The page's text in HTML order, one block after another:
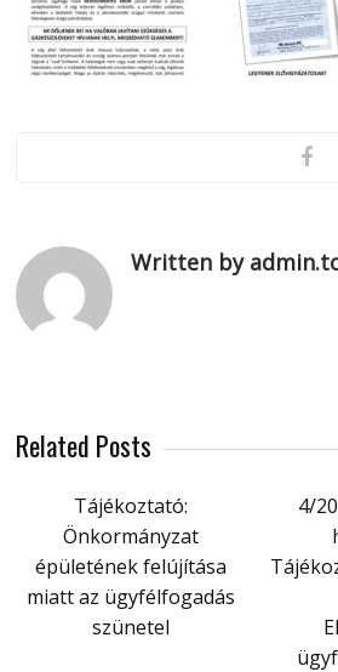
Written by
Related Posts
Tájékoztató:
Önkormányzat
épületének felújítása
miatt az ügyfélfogadás
szünetel
4/